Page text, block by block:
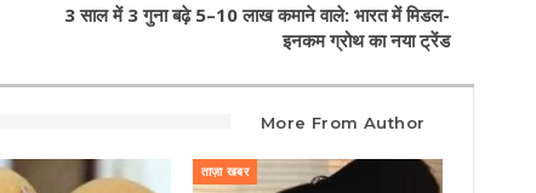
3 साल में 3 गुना बढ़े 5–10 लाख कमाने वाले: भारत में मिडल-
इनकम ग्रोथ का नया ट्रेंड
More From Author
ताज़ा खबर